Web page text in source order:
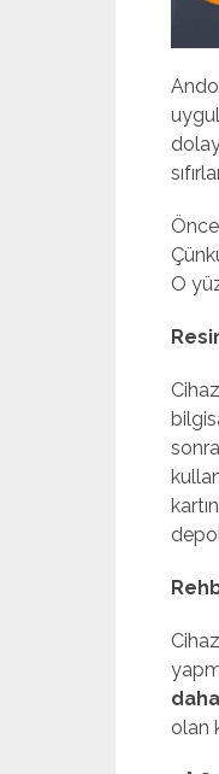
mostbet
O
olan